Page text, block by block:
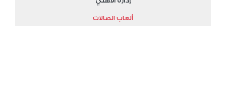
ألعاب الصالات